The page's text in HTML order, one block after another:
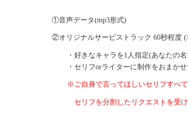
①音声データ(mp3形式)
②オリジナルサービストラック 60秒程度 (
・好きなキャラを1人指定(あなたの
・セリフorライターに制作をおまか
※ご自身で言ってほしいセリフすべ
セリフを分割したリクエストを受け